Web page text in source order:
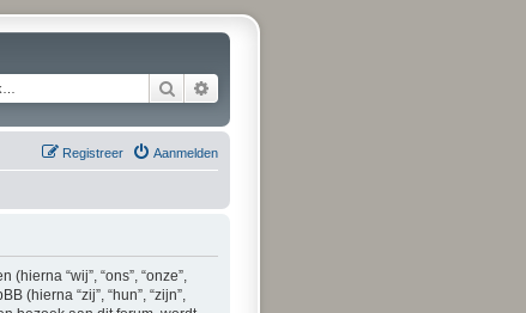
Zoek
Aanmelden
Registreer
“wij”, “ons”, “onze”,
(hierna “zij”, “hun”, “zijn”,